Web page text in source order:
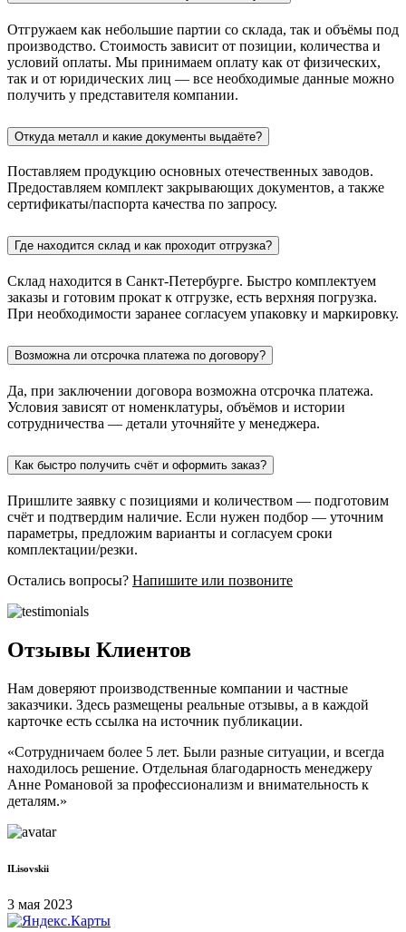
Отгружаем как небольшие партии со склада, так и объёмы под
производство. Стоимость зависит от позиции, количества и
условий оплаты. Мы принимаем оплату как от физических,
так и от юридических лиц — все необходимые данные можно
получить у представителя компании.
Откуда металл и какие документы выдаёте?
Поставляем продукцию основных отечественных заводов.
Предоставляем комплект закрывающих документов, а также
сертификаты/паспорта качества по запросу.
Где находится склад и как проходит отгрузка?
Склад находится в Санкт-Петербурге. Быстро комплектуем
заказы и готовим прокат к отгрузке, есть верхняя погрузка.
При необходимости заранее согласуем упаковку и маркировку.
Возможна ли отсрочка платежа по договору?
Да, при заключении договора возможна отсрочка платежа.
Условия зависят от номенклатуры, объёмов и истории
сотрудничества — детали уточняйте у менеджера.
Как быстро получить счёт и оформить заказ?
Пришлите заявку с позициями и количеством — подготовим
счёт и подтвердим наличие. Если нужен подбор — уточним
параметры, предложим варианты и согласуем сроки
комплектации/резки.
Остались вопросы? Напишите или позвоните
Отзывы Клиентов
Нам доверяют производственные компании и частные
заказчики. Здесь размещены реальные отзывы, а в каждой
карточке есть ссылка на источник публикации.
«Сотрудничаем более 5 лет. Были разные ситуации, и всегда
находилось решение. Отдельная благодарность менеджеру
Анне Романовой за профессионализм и внимательность к
деталям.»
ILisovskii
3 мая 2023